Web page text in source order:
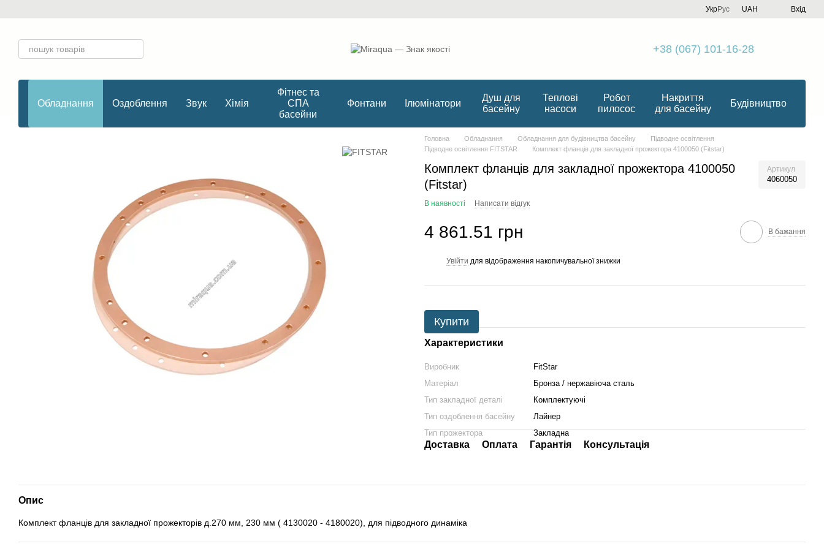
УкрРус UAH Вхід
+38 (067) 101-16-28
Обладнання Оздоблення Звук Хімія
Фітнес та
СПА
басейни
Фонтани Ілюмінатори
Душ для
басейну
Теплові
насоси
Робот
пилосос
Накриття
для басейну
Будівництво
Головна Обладнання Обладнання для будівництва басейну
Підводне освітлення
Підводне освітлення FITSTAR
Комплект фланців для закладної прожектора 4100050 (Fitstar)
Комплект фланців для закладної прожектора 4100050
(Fitstar)
Артикул
4060050
В наявності Написати відгук
4 861.51 грн В бажання
Увійти для відображення накопичувальної знижки
Купити
Характеристики
Виробник
FitStar
Матеріал
Бронза / нержавіюча сталь
Тип закладної деталі
Комплектуючі
Тип оздоблення басейну
Лайнер
Тип прожектора
Закладна
Доставка Оплата Гарантія Консультація
Опис
Комплект фланців для закладної прожекторів д.270 мм, 230 мм ( 4130020 - 4180020), для підводного динаміка